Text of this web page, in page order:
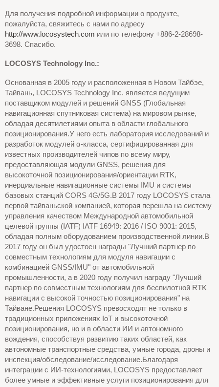
Для получения подробной информации о продукте,
пожалуйста, свяжитесь с нами по адресу
http://www.locosystech.com или по телефону +886-2-28698-
3698. Спасибо.
LOCOSYS Technology Inc.:
Основанная в 2005 году и расположенная в Новом Тайбэе,
Тайвань, LOCOSYS Technology Inc. является ведущим
поставщиком модулей и решений GNSS (Глобальная
навигационная спутниковая система) на мировом рынке,
обладая десятилетиями опыта в области глобального
позиционирования.У него есть лаборатория исследований и
разработок модулей α-класса, сертифицированная для
известных производителей чипов по всему миру,
предоставляющая модули GNSS, решения для
высокоточной позиционирования/ориентации RTK,
инерциальные навигационные системы IMU и системы
базовых станций CORS 4G/5G.В 2017 году LOCOSYS стала
первой тайваньской компанией, которая перешла на систему
управления качеством Международной автомобильной
целевой группы (IATF) IATF 16949: 2016 / ISO 9001: 2015,
обладая полным оборудованием производственной линии.В
2017 году он был удостоен награды "Лучший партнер по
совместным технологиям для модуля навигации с
комбинацией GNSS/IMU" от автомобильной
промышленности, а в 2020 году получил награду "Лучший
партнер по совместным технологиям для беспилотной RTK
навигации с высокой точностью позиционирования" на
Тайване.Решения LOCOSYS превосходят не только в
традиционных приложениях IoT и высокоточной
позиционирования, но и в области ИИ и автономного
вождения, способствуя развитию таких областей, как
автономные транспортные средства, умные города, дроны и
инспекция/обследование/исследование.Благодаря
интеграции с ИИ-технологиями, LOCOSYS предоставляет
более умные и эффективные услуги позиционирования для